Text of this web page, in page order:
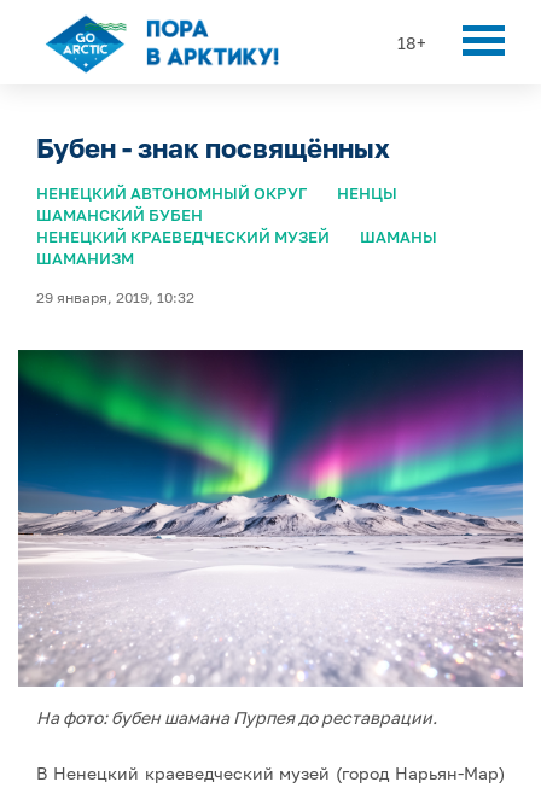
18+
Бубен - знак посвящённых
НЕНЕЦКИЙ АВТОНОМНЫЙ ОКРУГ
НЕНЦЫ
ШАМАНСКИЙ БУБЕН
НЕНЕЦКИЙ КРАЕВЕДЧЕСКИЙ МУЗЕЙ
ШАМАНЫ
ШАМАНИЗМ
29 января, 2019, 10:32
На фото: бубен шамана Пурпея до реставрации.
В Ненецкий краеведческий музей (город Нарьян-Мар)